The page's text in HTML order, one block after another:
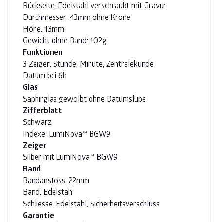
Rückseite: Edelstahl verschraubt mit Gravur
Durchmesser: 43mm ohne Krone
Höhe: 13mm
Gewicht ohne Band: 102g
Funktionen
3 Zeiger: Stunde, Minute, Zentralekunde
Datum bei 6h
Glas
Saphirglas gewölbt ohne Datumslupe
Zifferblatt
Schwarz
Indexe: LumiNova™ BGW9
Zeiger
Silber mit LumiNova™ BGW9
Band
Bandanstoss: 22mm
Band: Edelstahl
Schliesse: Edelstahl, Sicherheitsverschluss
Garantie